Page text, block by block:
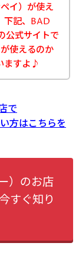
イ）が使え
下記、BAD
公式サイトで
使えるのか
ますよ♪
で
方はこちらを
）のお店
すぐ知り